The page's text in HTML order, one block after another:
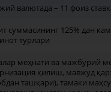
валютада – 11 фоиз
суммасининг 125% дан
турлари
меҳнати ва мажбурий
қилиш, мавжуд
ташқари), тамаки